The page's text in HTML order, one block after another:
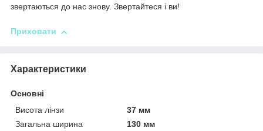
звертаються до нас знову. Звертайтеся і ви!
Приховати
Характеристики
Основні
Висота лінзи
37 мм
Загальна ширина
130 мм